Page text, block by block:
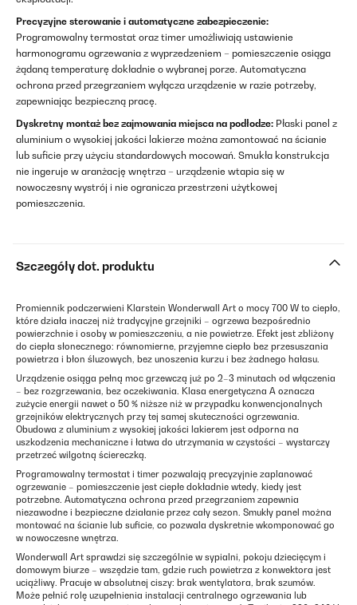
Precyzyjne sterowanie i automatyczne zabezpieczenie:
Programowalny termostat oraz timer umożliwiają ustawienie
harmonogramu ogrzewania z wyprzedzeniem – pomieszczenie osiąga
żądaną temperaturę dokładnie o wybranej porze. Automatyczna
ochrona przed przegrzaniem wyłącza urządzenie w razie potrzeby,
zapewniając bezpieczną pracę.
Dyskretny montaż bez zajmowania miejsca na podłodze: Płaski panel z
aluminium o wysokiej jakości lakierze można zamontować na ścianie
lub suficie przy użyciu standardowych mocowań. Smukła konstrukcja
nie ingeruje w aranżację wnętrza – urządzenie wtapia się w
nowoczesny wystrój i nie ogranicza przestrzeni użytkowej
pomieszczenia.
Szczegóły dot. produktu
Promiennik podczerwieni Klarstein Wonderwall Art o mocy 700 W to ciepło,
które działa inaczej niż tradycyjne grzejniki – ogrzewa bezpośrednio
powierzchnie i osoby w pomieszczeniu, a nie powietrze. Efekt jest zbliżony
do ciepła słonecznego: równomierne, przyjemne ciepło bez przesuszania
powietrza i błon śluzowych, bez unoszenia kurzu i bez żadnego hałasu.
Urządzenie osiąga pełną moc grzewczą już po 2–3 minutach od włączenia
– bez rozgrzewania, bez oczekiwania. Klasa energetyczna A oznacza
zużycie energii nawet o 50 % niższe niż w przypadku konwencjonalnych
grzejników elektrycznych przy tej samej skuteczności ogrzewania.
Obudowa z aluminium z wysokiej jakości lakierem jest odporna na
uszkodzenia mechaniczne i łatwa do utrzymania w czystości – wystarczy
przetrzeć wilgotną ściereczką.
Programowalny termostat i timer pozwalają precyzyjnie zaplanować
ogrzewanie – pomieszczenie jest ciepłe dokładnie wtedy, kiedy jest
potrzebne. Automatyczna ochrona przed przegrzaniem zapewnia
niezawodne i bezpieczne działanie przez cały sezon. Smukły panel można
montować na ścianie lub suficie, co pozwala dyskretnie wkomponować go
w nowoczesne wnętrza.
Wonderwall Art sprawdzi się szczególnie w sypialni, pokoju dziecięcym i
domowym biurze – wszędzie tam, gdzie ruch powietrza z konwektora jest
uciążliwy. Pracuje w absolutnej ciszy: brak wentylatora, brak szumów.
Może pełnić rolę uzupełnienia instalacji centralnego ogrzewania lub